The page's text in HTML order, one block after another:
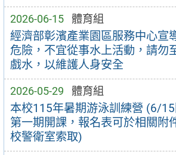
2026-06-15 體育組
經濟部彰濱產業園區服務中心宣
危險，不宜從事水上活動，請勿
戲水，以維護人身安全
2026-05-29 體育組
本校115年暑期游泳訓練營 (6/
第一期開課，報名表可於相關附
校警衛室索取)